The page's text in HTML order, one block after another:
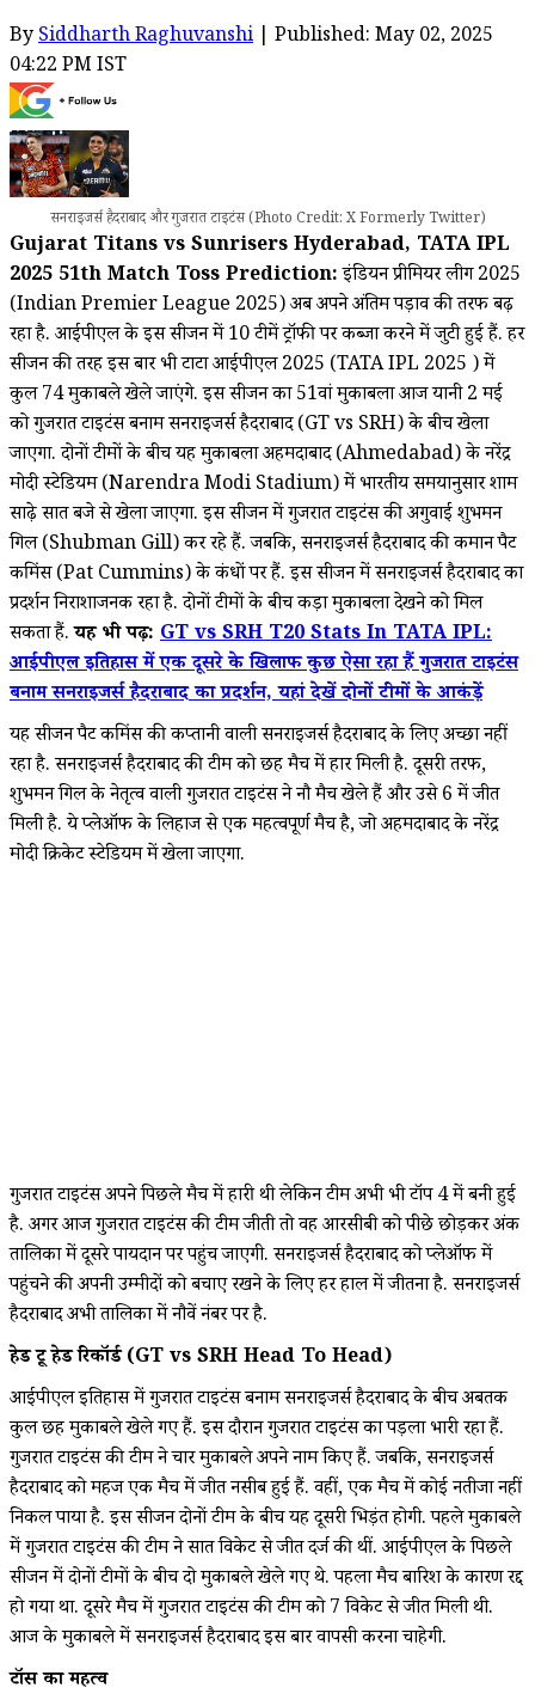
BySiddharth Raghuvanshi | Published: May 02, 2025
04:22 PM IST
सनराइजर्स हैदराबाद और गुजरात टाइटंस (Photo Credit: X Formerly Twitter)
Gujarat Titans vs Sunrisers Hyderabad, TATA IPL
2025 51th Match Toss Prediction:इंडियन प्रीमियर लीग 2025
(Indian Premier League 2025) अब अपने अंतिम पड़ाव की तरफ बढ़
रहा है. आईपीएल के इस सीजन में 10 टीमें ट्रॉफी पर कब्जा करने में जुटी हुई हैं. हर
सीजन की तरह इस बार भी टाटा आईपीएल 2025 (TATA IPL 2025 ) में
कुल 74 मुकाबले खेले जाएंगे. इस सीजन का 51वां मुकाबला आज यानी 2 मई
को गुजरात टाइटंस बनाम सनराइजर्स हैदराबाद (GT vs SRH) के बीच खेला
जाएगा. दोनों टीमों के बीच यह मुकाबला अहमदाबाद (Ahmedabad) के नरेंद्र
मोदी स्टेडियम (Narendra Modi Stadium) में भारतीय समयानुसार शाम
साढ़े सात बजे से खेला जाएगा. इस सीजन में गुजरात टाइटंस की अगुवाई शुभमन
गिल (Shubman Gill) कर रहे हैं. जबकि, सनराइजर्स हैदराबाद की कमान पैट
कमिंस (Pat Cummins) के कंधों पर हैं. इस सीजन में सनराइजर्स हैदराबाद का
प्रदर्शन निराशाजनक रहा है. दोनों टीमों के बीच कड़ा मुकाबला देखने को मिल
सकता हैं.यह भी पढ़ें: GT vs SRH T20 Stats In TATA IPL:
आईपीएल इतिहास में एक दूसरे के खिलाफ कुछ ऐसा रहा हैं गुजरात टाइटंस
बनाम सनराइजर्स हैदराबाद का प्रदर्शन, यहां देखें दोनों टीमों के आकंड़ें
यह सीजन पैट कमिंस की कप्तानी वाली सनराइजर्स हैदराबाद के लिए अच्छा नहीं
रहा है. सनराइजर्स हैदराबाद की टीम को छह मैच में हार मिली है. दूसरी तरफ,
शुभमन गिल के नेतृत्व वाली गुजरात टाइटंस ने नौ मैच खेले हैं और उसे 6 में जीत
मिली है. ये प्लेऑफ के लिहाज से एक महत्वपूर्ण मैच है, जो अहमदाबाद के नरेंद्र
मोदी क्रिकेट स्टेडियम में खेला जाएगा.
गुजरात टाइटंस अपने पिछले मैच में हारी थी लेकिन टीम अभी भी टॉप 4 में बनी हुई
है. अगर आज गुजरात टाइटंस की टीम जीती तो वह आरसीबी को पीछे छोड़कर अंक
तालिका में दूसरे पायदान पर पहुंच जाएगी. सनराइजर्स हैदराबाद को प्लेऑफ में
पहुंचने की अपनी उम्मीदों को बचाए रखने के लिए हर हाल में जीतना है. सनराइजर्स
हैदराबाद अभी तालिका में नौवें नंबर पर है.
हेड टू हेड रिकॉर्ड (GT vs SRH Head To Head)
आईपीएल इतिहास में गुजरात टाइटंस बनाम सनराइजर्स हैदराबाद के बीच अबतक
कुल छह मुकाबले खेले गए हैं. इस दौरान गुजरात टाइटंस का पड़ला भारी रहा हैं.
गुजरात टाइटंस की टीम ने चार मुकाबले अपने नाम किए हैं. जबकि, सनराइजर्स
हैदराबाद को महज एक मैच में जीत नसीब हुई हैं. वहीं, एक मैच में कोई नतीजा नहीं
निकल पाया है. इस सीजन दोनों टीम के बीच यह दूसरी भिड़ंत होगी. पहले मुकाबले
में गुजरात टाइटंस की टीम ने सात विकेट से जीत दर्ज की थीं. आईपीएल के पिछले
सीजन में दोनों टीमों के बीच दो मुकाबले खेले गए थे. पहला मैच बारिश के कारण रद्द
हो गया था. दूसरे मैच में गुजरात टाइटंस की टीम को 7 विकेट से जीत मिली थी.
आज के मुकाबले में सनराइजर्स हैदराबाद इस बार वापसी करना चाहेगी.
टॉस का महत्व